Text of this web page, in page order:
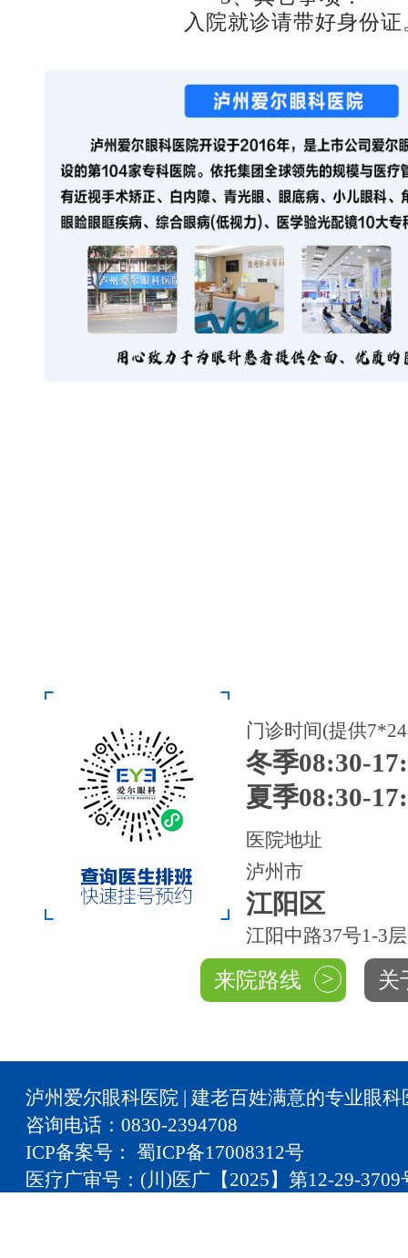
入院就诊请带好身份证
门诊时间(提供
冬季08:30-
夏季08:30-
医院地址
泸州市
江阳区
江阳中路37号1-3层
来院路线 > 关
泸州爱尔眼科医院 | 建老百姓满意的专业眼科
咨询电话：0830-2394708
ICP备案号： 蜀ICP备17008312号
医疗广审号：(川)医广【2025】第12-29-3709